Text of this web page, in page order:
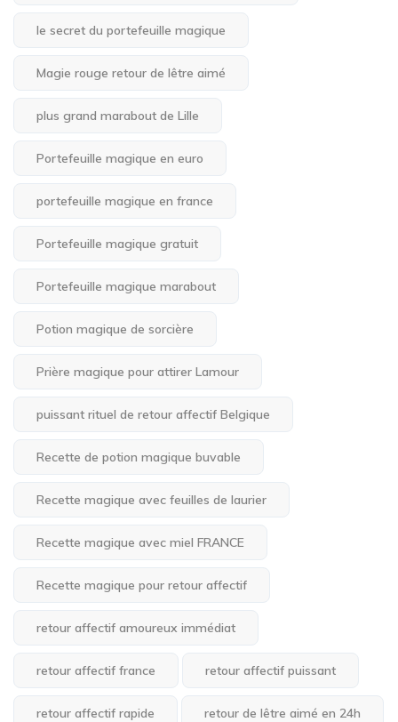
le secret du portefeuille magique
Magie rouge retour de lêtre aimé
plus grand marabout de Lille
Portefeuille magique en euro
portefeuille magique en france
Portefeuille magique gratuit
Portefeuille magique marabout
Potion magique de sorcière
Prière magique pour attirer Lamour
puissant rituel de retour affectif Belgique
Recette de potion magique buvable
Recette magique avec feuilles de laurier
Recette magique avec miel FRANCE
Recette magique pour retour affectif
retour affectif amoureux immédiat
retour affectif france retour affectif puissant
retour affectif rapide retour de lêtre aimé en 24h